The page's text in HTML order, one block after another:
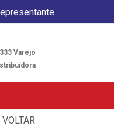
Varejo
VOLTAR